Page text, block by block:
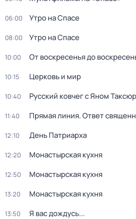
06:00 Утро на Спасе
08:00 Утро на Спасе
10:00 От воскресенья до
10:15 Церковь и мир
10:40 Русский ковчег с Яном
11:40 Прямая линия. Ответ
12:10 Дeнь Патриаpха
12:20 Монастырская кухня
12:50 Монастырская кухня
13:20 Монастырская кухня
13:50 Я вас дождусь...